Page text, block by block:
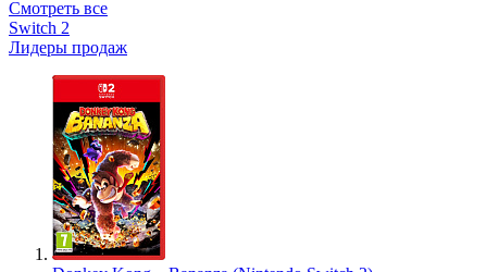
Смотреть все
Switch 2
Лидеры продаж